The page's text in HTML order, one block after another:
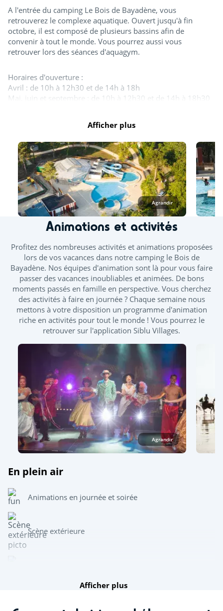
A l'entrée du camping Le Bois de Bayadène, vous
retrouverez le complexe aquatique. Ouvert jusqu'à fin
octobre, il est composé de plusieurs bassins afin de
convenir à tout le monde. Vous pourrez aussi vous
retrouver lors des séances d'aquagym.
Horaires d'ouverture :
Avril : de 10h à 12h30 et de 14h à 18h
Mai, juin et septembre : de 10h à 12h30 et de 14h à 18h30
Tout l'espace aquatique est ouvert en juillet et août. A
minima, un bassin couvert est ouvert d'avril à novembre.
Les toboggans ainsi que la splashzone sont ouverts à partir
de mi-juin. Des journées continues vous sont proposées
durant les ponts de mai et juin.
À l’espace aquatique, seuls les vêtements de bain
confectionnés dans un tissu adapté à la baignade sont
autorisés, tels que les maillots (une ou deux pièces), boxers,
bikinis ou burkinis.
Piscine extérieure chauffée
Pataugeoire extérieure
Toboggan
Piscine couverte chauffée
Bains bouillonnants - Banquettes balnéo
Afficher plus
Agrandir
Animations et activités
Profitez des nombreuses activités et animations proposées
lors de vos vacances dans notre camping le Bois de
Bayadène. Nos équipes d'animation sont là pour vous faire
passer des vacances inoubliables et animées. De bons
moments passés en famille en perspective. Vous cherchez
des activités à faire en journée ? Chaque semaine nous
mettons à votre disposition un programme d'animation
riche en activités pour tout le monde ! Vous pourrez le
retrouver sur l'application Siblu Villages.
Agrandir
En plein air
Animations en journée et soirée
Scène extérieure
Afficher plus